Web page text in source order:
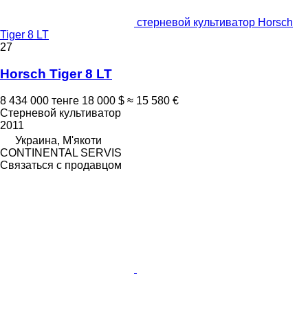
стерневой культиватор Horsch
Tiger 8 LT
27
Horsch Tiger 8 LT
8 434 000 тенге 18 000 $ ≈ 15 580 €
Стерневой культиватор
2011
Украина, М'якоти
CONTINENTAL SERVIS
Связаться с продавцом